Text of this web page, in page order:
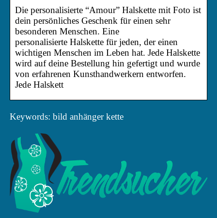
Die personalisierte “Amour” Halskette mit Foto ist
dein persönliches Geschenk für einen sehr
besonderen Menschen. Eine
personalisierte Halskette für jeden, der einen
wichtigen Menschen im Leben hat. Jede Halskette
wird auf deine Bestellung hin gefertigt und wurde
von erfahrenen Kunsthandwerkern entworfen.
Jede Halskett
Keywords: bild anhänger kette